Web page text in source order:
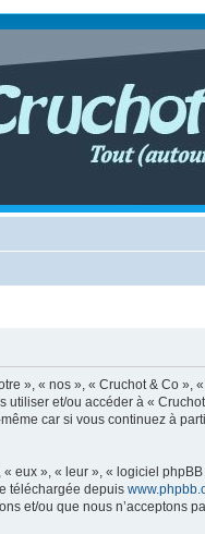
», « nos », « Cruchot & Co
et/ou accéder à «
car si vous continuez à
eux », « leur », « logiciel
téléchargée depuis
et/ou que nous n’acceptons